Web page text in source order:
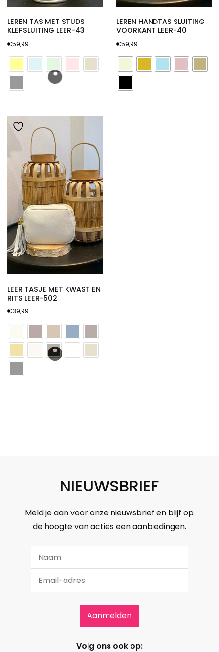
LEREN TAS MET STUDS
KLEPSLUITING LEER-43
€59,99
LEREN HANDTAS SLUITING
VOORKANT LEER-40
€59,99
LEER TASJE MET KWAST EN
RITS LEER-502
€39,99
NIEUWSBRIEF
Meld je aan voor onze nieuwsbrief en blijf op
de hoogte van acties een aanbiedingen.
Volg ons ook op: